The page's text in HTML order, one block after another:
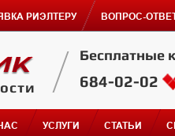
РИЭЛТЕРУ ВОПРОС-
Бесплатные
684-02-02
УСЛУГИ СТАТЬИ